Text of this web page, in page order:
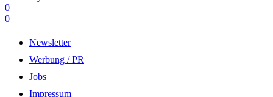
0
0
Newsletter
Werbung / PR
Jobs
Impressum